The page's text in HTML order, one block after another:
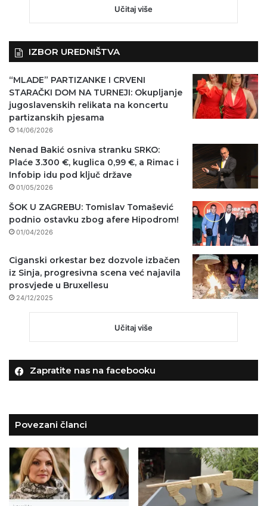
Učitaj više
IZBOR UREDNIŠTVA
“MLADE” PARTIZANKE I CRVENI
STARAČKI DOM NA TURNEJI: Okupljanje
jugoslavenskih relikata na koncertu
partizanskih pjesama
14/06/2026
Nenad Bakić osniva stranku SRKO:
Plaće 3.300 €, kuglica 0,99 €, a Rimac i
Infobip idu pod ključ države
01/05/2026
ŠOK U ZAGREBU: Tomislav Tomašević
podnio ostavku zbog afere Hipodrom!
01/04/2026
Ciganski orkestar bez dozvole izbačen
iz Sinja, progresivna scena već najavila
prosvjede u Bruxellesu
24/12/2025
Učitaj više
Zapratite nas na facebooku
Povezani članci